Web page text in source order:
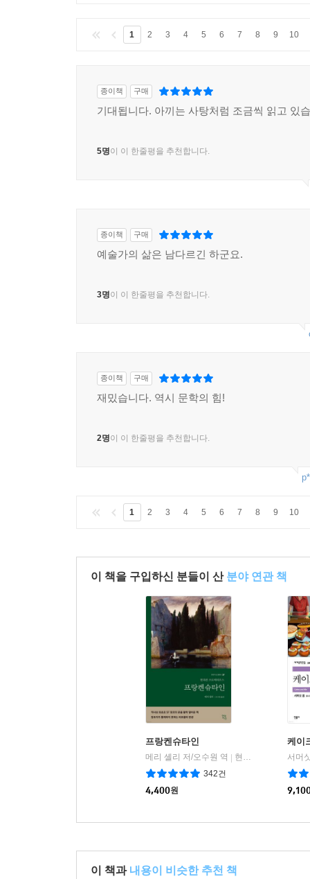
1 2 3 4 5 6 7 8 9 10
종이책 구매
기대됩니다. 아끼는 사탕처럼 조금씩 읽고 있
5명이 이 한줄평을 추천합니다.
종이책 구매
예술가의 삶은 남다르긴 하군요.
3명이 이 한줄평을 추천합니다.
종이책 구매
재밌습니다. 역시 문학의 힘!
2명이 이 한줄평을 추천합니다.
1 2 3 4 5 6 7 8 9 10
이 책을 구입하신 분들이 산 분야 연관 책
프랑켄슈타인
메리 셸리 저/오수원 역
현대지성
342건
4,400원
케이
서머
이 책과 내용이 비슷한 추천 책